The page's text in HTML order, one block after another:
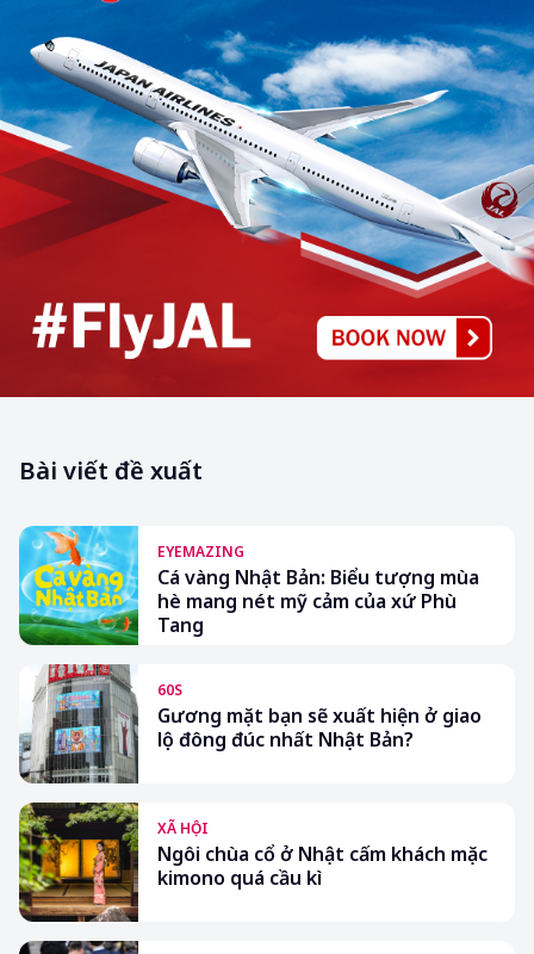
Bài viết đề xuất
EYEMAZING
Cá vàng Nhật Bản: Biểu tượng mùa
hè mang nét mỹ cảm của xứ Phù
Tang
60S
Gương mặt bạn sẽ xuất hiện ở giao
lộ đông đúc nhất Nhật Bản?
XÃ HỘI
Ngôi chùa cổ ở Nhật cấm khách mặc
kimono quá cầu kì